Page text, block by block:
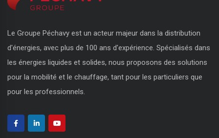
Le Groupe Péchavy est un acteur majeur dans la distribution
d'énergies, avec plus de 100 ans d'expérience. Spécialisés dans
les énergies liquides et solides, nous proposons des solutions
pour la mobilité et le chauffage, tant pour les particuliers que
pour les professionnels.